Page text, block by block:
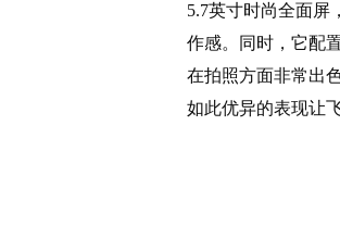
5.7英寸时尚全面屏
作感。同时，它配
在拍照方面非常出
如此优异的表现让